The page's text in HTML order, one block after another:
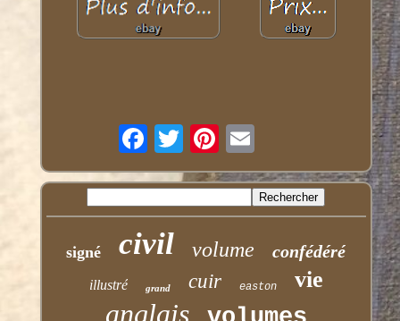
signé civil volume confédéré
illustré grand cuir easton vie
anglais